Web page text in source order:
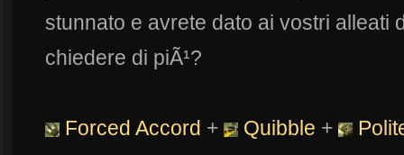
stunnato e avrete dato ai vostri alleati
chiedere di piÃ¹?
Forced Accord + Quibble +